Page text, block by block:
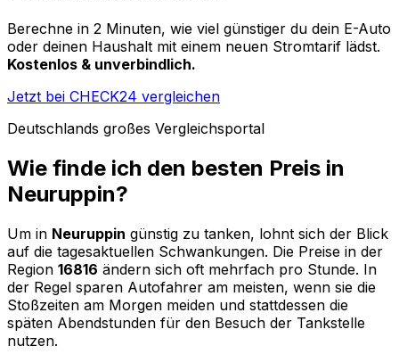
Berechne in 2 Minuten, wie viel günstiger du dein E-Auto
oder deinen Haushalt mit einem neuen Stromtarif lädst.
Kostenlos & unverbindlich.
Jetzt bei CHECK24 vergleichen
Deutschlands großes Vergleichsportal
Wie finde ich den besten Preis in
Neuruppin?
Um in Neuruppin günstig zu tanken, lohnt sich der Blick
auf die tagesaktuellen Schwankungen. Die Preise in der
Region 16816 ändern sich oft mehrfach pro Stunde. In
der Regel sparen Autofahrer am meisten, wenn sie die
Stoßzeiten am Morgen meiden und stattdessen die
späten Abendstunden für den Besuch der Tankstelle
nutzen.